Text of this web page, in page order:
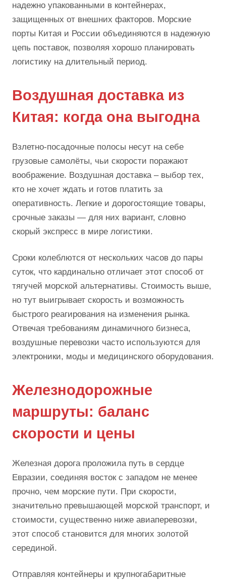
надежно упакованными в контейнерах,
защищенных от внешних факторов. Морские
порты Китая и России объединяются в надежную
цепь поставок, позволяя хорошо планировать
логистику на длительный период.
Воздушная доставка из
Китая: когда она выгодна
Взлетно-посадочные полосы несут на себе
грузовые самолёты, чьи скорости поражают
воображение. Воздушная доставка – выбор тех,
кто не хочет ждать и готов платить за
оперативность. Легкие и дорогостоящие товары,
срочные заказы — для них вариант, словно
скорый экспресс в мире логистики.
Сроки колеблются от нескольких часов до пары
суток, что кардинально отличает этот способ от
тягучей морской альтернативы. Стоимость выше,
но тут выигрывает скорость и возможность
быстрого реагирования на изменения рынка.
Отвечая требованиям динамичного бизнеса,
воздушные перевозки часто используются для
электроники, моды и медицинского оборудования.
Железнодорожные
маршруты: баланс
скорости и цены
Железная дорога проложила путь в сердце
Евразии, соединяя восток с западом не менее
прочно, чем морские пути. При скорости,
значительно превышающей морской транспорт, и
стоимости, существенно ниже авиаперевозки,
этот способ становится для многих золотой
серединой.
Отправляя контейнеры и крупногабаритные